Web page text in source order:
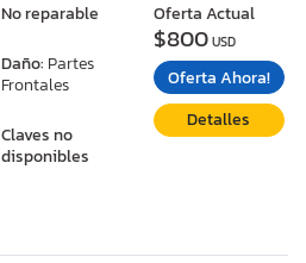
No reparable
Daño: Partes
Frontales
Claves no
disponibles
Oferta Actual
$800USD
Oferta Ahora!
Detalles